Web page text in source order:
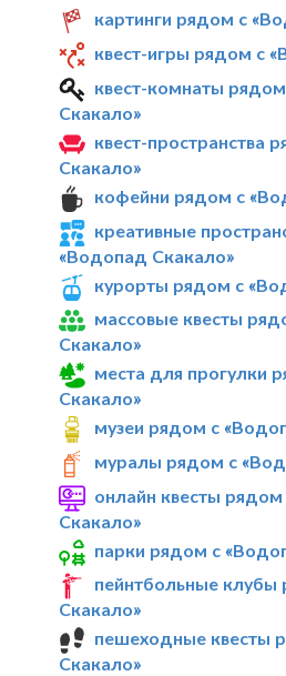
картинги рядом с
квест-игры рядом с
квест-комнаты
Скакало»
квест-пространства
Скакало»
кофейни рядом с
креативные
«Водопад Скакало»
курорты рядом с
массовые квесты
Скакало»
места для прогулки
Скакало»
музеи рядом с
муралы рядом с
онлайн квесты
Скакало»
парки рядом с
пейнтбольные
Скакало»
пешеходные квесты
Скакало»